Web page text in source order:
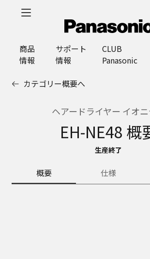
商品
情報
サポート
情報
CLUB
Panasonic
カテゴリー概要へ
ヘアードライヤー イオニ
EH-NE48 概
生産終了
概要 仕様